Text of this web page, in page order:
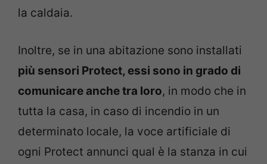
la caldaia.
Inoltre, se in una abitazione sono installati
più sensori Protect, essi sono in grado di
comunicare anche tra loro, in modo che in
tutta la casa, in caso di incendio in un
determinato locale, la voce artificiale di
ogni Protect annunci qual è la stanza in cui